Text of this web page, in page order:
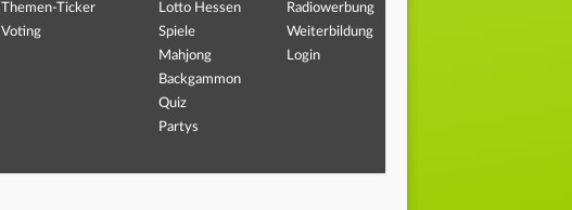
Themen-Ticker
Voting
Lotto Hessen
Spiele
Mahjong
Backgammon
Quiz
Partys
Radiowerbung
Weiterbildung
Login